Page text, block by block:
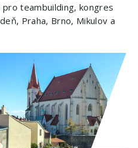
teambuilding, kongres
Praha, Brno, Mikulov a